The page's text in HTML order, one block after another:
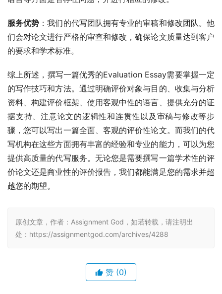
服务优势 ：我们的代写团队拥有专业的审稿和修改团队。他
们会对论文进行严格的审查和修改，确保论文质量达到客户
的要求和学术标准。
综上所述，撰写一篇优秀的Evaluation Essay需要掌握一定
的写作技巧和方法。通过明确评价对象与目的、收集与分析
资料、构建评价框架、使用客观中性的语言、提供充分的证
据支持、注意论文的逻辑性和连贯性以及审稿与修改等步
骤，您可以写出一篇全面、客观的评价性论文。而我们的代
写机构在这些方面拥有丰富的经验和专业的能力，可以为您
提供高质量的代写服务。无论您是需要撰写一篇学术性的评
价论文还是商业性的评价报告，我们都能满足您的需求并超
越您的期望。
原创文章，作者：Assignment God，如若转载，请注明出
处：https://assignmentgod.com/archives/4288
赞 (0)